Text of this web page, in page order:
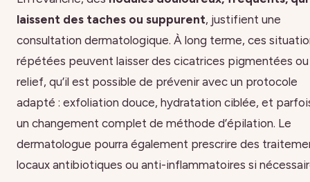
laissent des taches ou suppurent, justifient une
consultation dermatologique. À long terme, ces
répétées peuvent laisser des cicatrices pigmentées
relief, qu’il est possible de prévenir avec un protocole
adapté : exfoliation douce, hydratation ciblée, et
un changement complet de méthode d’épilation. Le
dermatologue pourra également prescrire des
locaux antibiotiques ou anti-inflammatoires si